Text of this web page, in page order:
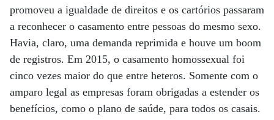
promoveu a igualdade de direitos e os cartórios passaram
a reconhecer o casamento entre pessoas do mesmo sexo.
Havia, claro, uma demanda reprimida e houve um boom
de registros. Em 2015, o casamento homossexual foi
cinco vezes maior do que entre heteros. Somente com o
amparo legal as empresas foram obrigadas a estender os
benefícios, como o plano de saúde, para todos os casais.